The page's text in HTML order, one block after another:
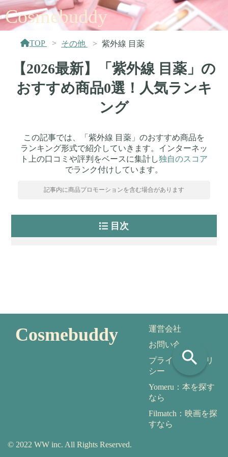
Cosmebuddy
TOP その他 紫外線 目薬
【2026最新】「紫外線 目薬」の
おすすめ商品0選！人気ランキ
ング
この記事では、「紫外線 目薬」のおすすめ商品を
ランキング形式で紹介していきます。インターネッ
ト上の口コミや評判をベースに集計し独自のスコア
でランク付けしています。
記事内に商品プロモーションを含む場合があります
目次
search
Cosmebuddy
運営会社
お問い合わせ
プライバシーポリ
シー
Yomeru：本を探す
なら
Filmatch：映画を探
すなら
© 2022 WW inc. All Rights Reserved.